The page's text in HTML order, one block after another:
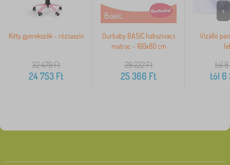
Kitty gyerekszék - rózsaszín
32 479Ft
24 753 Ft
Ourbaby BASIC habszivacs
matrac - 160x80 cm
29 222Ft
25 366 Ft
Vízálló
tól 8
tól 6
>